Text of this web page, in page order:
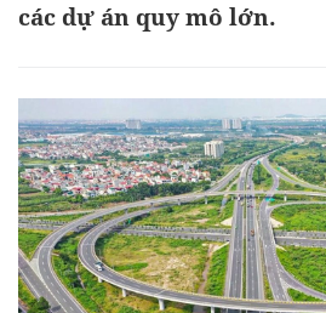
các dự án quy mô lớn.